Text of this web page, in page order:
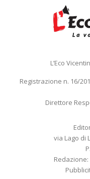
L’Eco
Registrazione n. 16/
Direttore
via Lago di
Redazione: